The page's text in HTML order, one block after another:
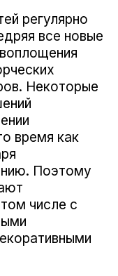
регулярно
все новые
Некоторые
время как
Поэтому
числе с